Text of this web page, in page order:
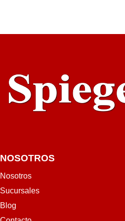
NOSOTROS
Nosotros
Sucursales
Blog